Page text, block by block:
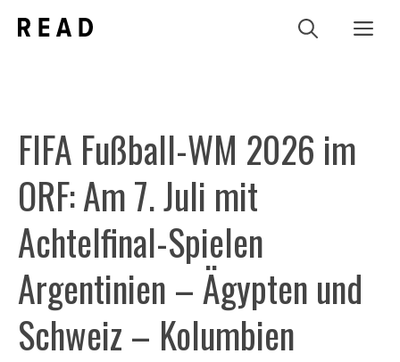
Inhalt
FIFA Fußball-WM 2026 im
ORF: Am 7. Juli mit
Achtelfinal-Spielen
Argentinien – Ägypten und
Schweiz – Kolumbien